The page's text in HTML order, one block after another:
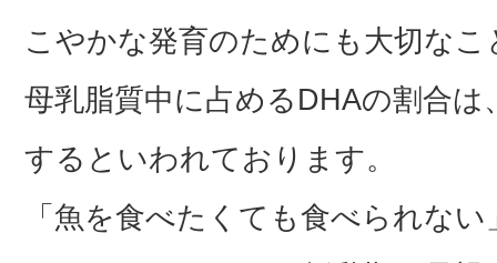
こやかな発育のためにも大切な
母乳脂質中に占めるDHAの割合
するといわれております。
「魚を食べたくても食べられな